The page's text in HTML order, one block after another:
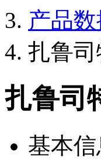
产品
扎鲁司
扎鲁司
基本信